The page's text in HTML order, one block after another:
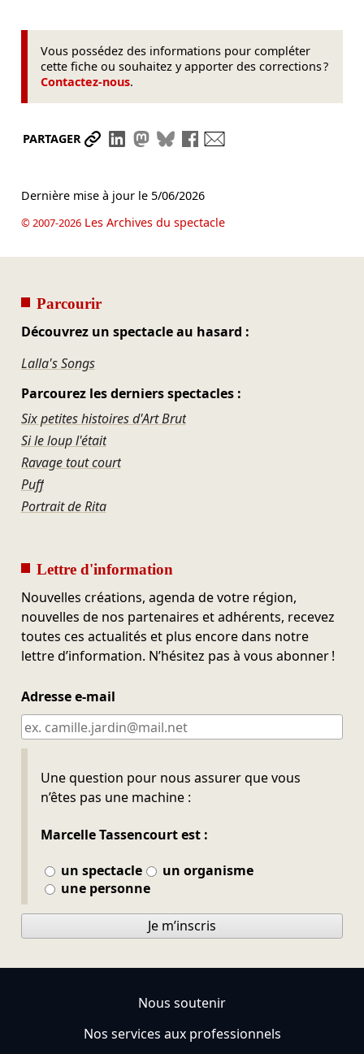
Vous possédez des informations pour compléter
cette fiche ou souhaitez y apporter des corrections ?
Contactez-nous.
PARTAGER Partager le lien
Partager sur LinkedIn
Partager sur Mastodon
Partager sur Bluesky
Partager sur Facebook
Dernière mise à jour le 5/06/2026
© 2007-2026Les Archives du spectacle
Parcourir
Découvrez un spectacle au hasard :
Lalla's Songs
Parcourez les derniers spectacles :
Six petites histoires d'Art Brut
Si le loup l'était
Ravage tout court
Puff
Portrait de Rita
Lettre d'information
Nouvelles créations, agenda de votre région,
nouvelles de nos partenaires et adhérents, recevez
toutes ces actualités et plus encore dans notre
lettre d’information. N’hésitez pas à vous abonner !
Adresse e-mail
Une question pour nous assurer que vous
n’êtes pas une machine :
Marcelle Tassencourt est :
un spectacle
un organisme
une personne
Ne pas remplir
Je m’inscris
Nous soutenir
Nos services aux professionnels